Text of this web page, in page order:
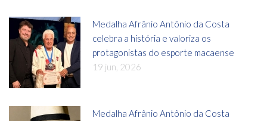
Medalha Afrânio Antônio da Costa
celebra a história e valoriza os
protagonistas do esporte macaense
19 jun, 2026
Medalha Afrânio Antônio da Costa